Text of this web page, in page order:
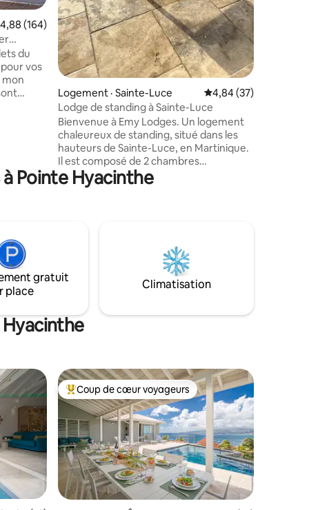
moyenne de 4,88 sur 5, 164 commentaires
4,88 (164)
du
vos
mon
Logement · Sainte-Luce Note moyenne de
4,84 (37)
Lodge de standing à Sainte-Luce
Bienvenue à Emy Lodges. Un logement
chaleureux de standing, situé dans les
hauteurs de Sainte-Luce, en Martinique.
Il est composé de 2 chambres
climatisées, avec salles de bains
privatives et peut accueillir jusqu'à 6
moderne, élégant, haut de gamme, vous
vivrez une expérience magique et
inoubliable. C'est le lieu idéal pour des
vacances paisibles.
Pointe Hyacinthe
gratuit
place
Climatisation
Coup de cœur voyageurs parmi les plus aimés
Coup de cœur voyageurs